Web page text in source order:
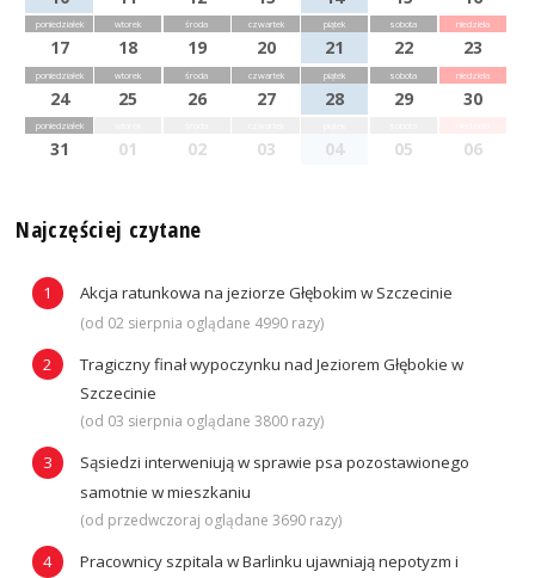
poniedziałek
17
wtorek
18
środa
19
czwartek
20
piątek
21
sobota
22
niedziela
23
poniedziałek
24
wtorek
25
środa
26
czwartek
27
piątek
28
sobota
29
niedziela
30
poniedziałek
31 01 02 03 04 05 06
Najczęściej czytane
Akcja ratunkowa na jeziorze Głębokim w Szczecinie
(od 02 sierpnia oglądane 4990 razy)
Tragiczny finał wypoczynku nad Jeziorem Głębokie w
Szczecinie
(od 03 sierpnia oglądane 3800 razy)
Sąsiedzi interweniują w sprawie psa pozostawionego
samotnie w mieszkaniu
(od przedwczoraj oglądane 3690 razy)
Pracownicy szpitala w Barlinku ujawniają nepotyzm i